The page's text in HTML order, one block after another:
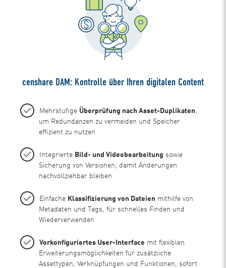
censhare DAM: Kontrolle über Ihren digitalen Content
Mehrstufige Überprüfung nach Asset-Duplikaten,
um Redundanzen zu vermeiden und Speicher
effizient zu nutzen
Integrierte Bild- und Videobearbeitung sowie
Sicherung von Versionen, damit Änderungen
nachvollziehbar bleiben
Einfache Klassifizierung von Dateien mithilfe von
Metadaten und Tags, für schnelles Finden und
Wiederverwenden
Vorkonfiguriertes User-Interface mit flexiblen
Erweiterungsmöglichkeiten für zusätzliche
Assettypen, Verknüpfungen und Funktionen, sofort